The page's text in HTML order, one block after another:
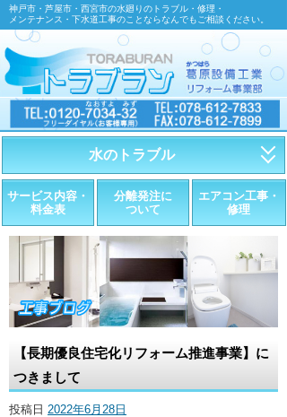
神戸市・芦屋市・西宮市の水廻りのトラブル・修理・
メンテナンス・下水道工事のことならなんでもご相談ください。
水のトラブル
・トイレが詰まったら
・トイレが漏れたら
・水道管が漏れたら
・排水が詰まったら
・水栓金具の取替え
・ここに水栓がほしい
サービス内容・
料金表
分離発注に
ついて
エアコン工事・
修理
【長期優良住宅化リフォーム推進事業】に
つきまして
投稿日 2022年6月28日